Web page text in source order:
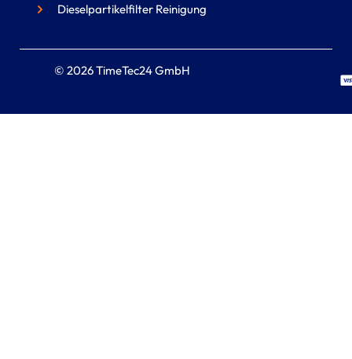
Dieselpartikelfilter Reinigung
© 2026 TimeTec24 GmbH